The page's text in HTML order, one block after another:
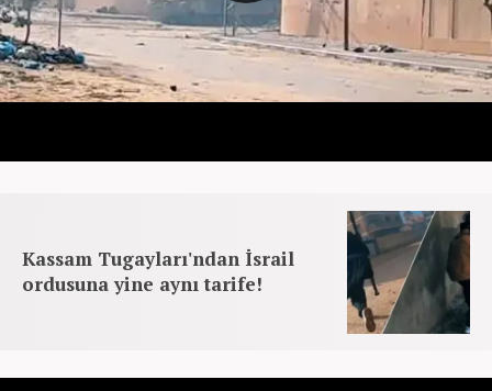
Kassam Tugayları'ndan İsrail
ordusuna yine aynı tarife!